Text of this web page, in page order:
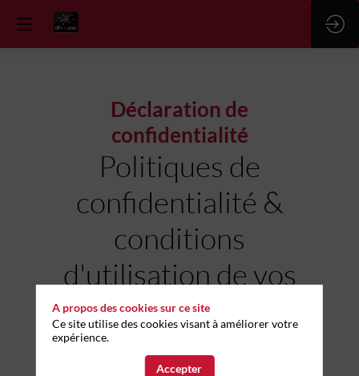
Déclaration de
confidentialité
Politiques de
confidentialité &
conditions
d'utilisation de vos
données
POLITIQUE DE CONFIDENTIALITE DIHNAMIC EN
NOUVELLE-AQUITAINE
A propos des cookies sur ce site
Ce site utilise des cookies visant à améliorer votre
expérience.
Accepter